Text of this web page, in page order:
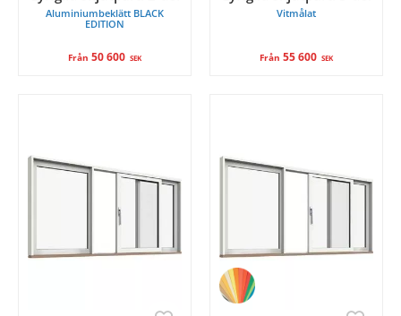
Aluminiumbeklätt BLACK
EDITION
Från50 600 SEK
Vitmålat
Från55 600 SEK